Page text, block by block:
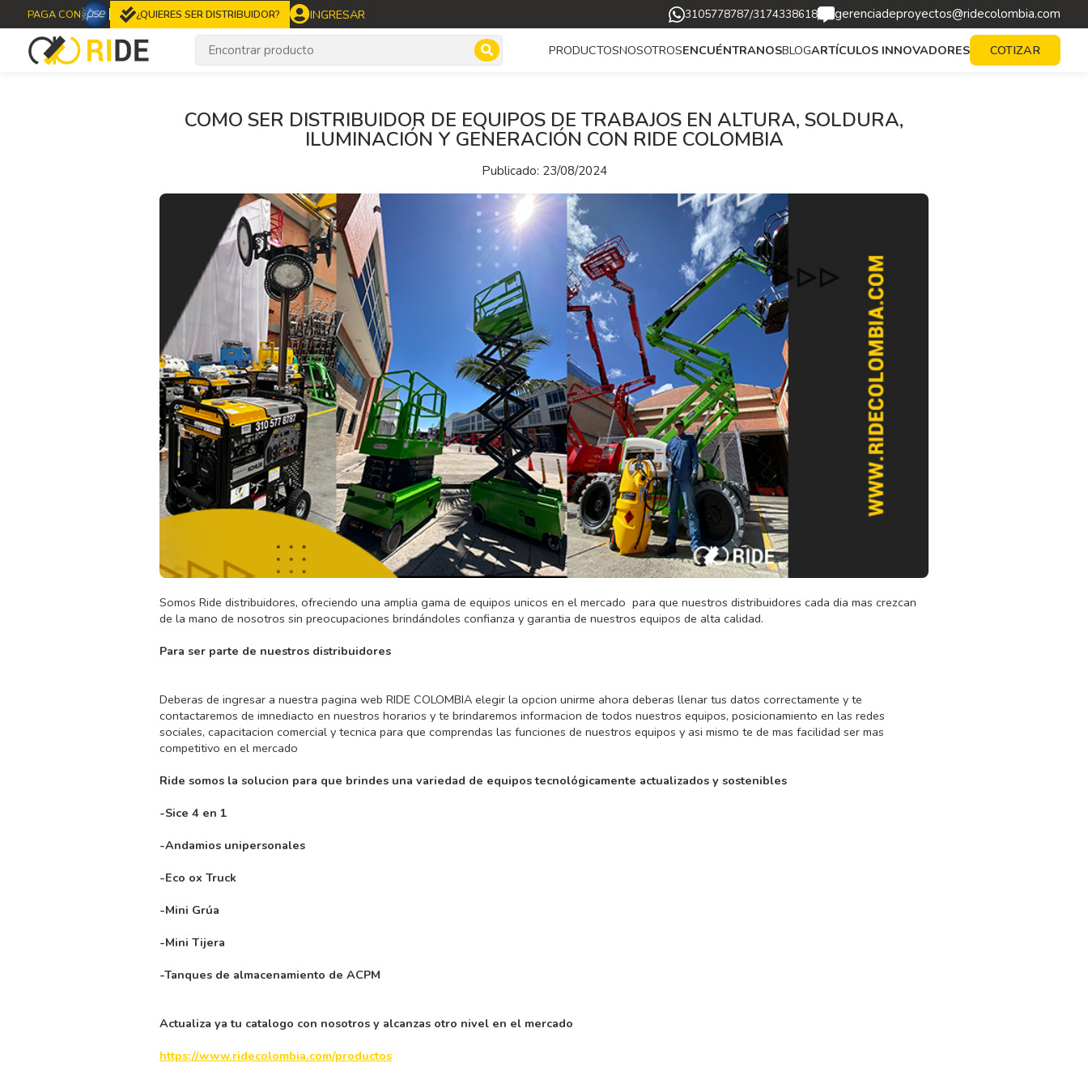
PAGA CON ¿QUIERES SER DISTRIBUIDOR? INGRESAR 3105778787/3174338618 gerenciadeproyectos@ridecolombia.com
PRODUCTOSNOSOTROSENCUÉNTRANOSBLOGARTÍCULOS INNOVADORES COTIZAR
COMO SER DISTRIBUIDOR DE EQUIPOS DE TRABAJOS EN ALTURA, SOLDURA,
ILUMINACIÓN Y GENERACIÓN CON RIDE COLOMBIA
Publicado: 23/08/2024
Somos Ride distribuidores, ofreciendo una amplia gama de equipos unicos en el mercado para que nuestros distribuidores cada dia mas crezcan
de la mano de nosotros sin preocupaciones brindándoles confianza y garantia de nuestros equipos de alta calidad.
Para ser parte de nuestros distribuidores
Deberas de ingresar a nuestra pagina web RIDE COLOMBIA elegir la opcion unirme ahora deberas llenar tus datos correctamente y te
contactaremos de imnediacto en nuestros horarios y te brindaremos informacion de todos nuestros equipos, posicionamiento en las redes
sociales, capacitacion comercial y tecnica para que comprendas las funciones de nuestros equipos y asi mismo te de mas facilidad ser mas
competitivo en el mercado
Ride somos la solucion para que brindes una variedad de equipos tecnológicamente actualizados y sostenibles
-Sice 4 en 1
-Andamios unipersonales
-Eco ox Truck
-Mini Grúa
-Mini Tijera
-Tanques de almacenamiento de ACPM
Actualiza ya tu catalogo con nosotros y alcanzas otro nivel en el mercado
https://www.ridecolombia.com/productos